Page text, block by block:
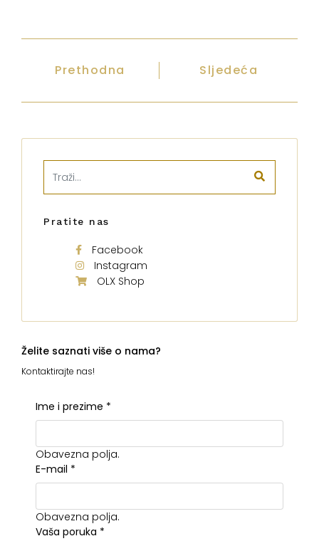
Prethodna Sljedeća
Pratite nas
Facebook
Instagram
OLX Shop
Želite saznati više o nama?
Kontaktirajte nas!
Ime i prezime *
Obavezna polja.
E-mail *
Obavezna polja.
Vaša poruka *